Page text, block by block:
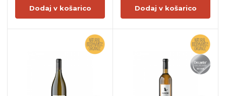
Dodaj v košarico Dodaj v košarico